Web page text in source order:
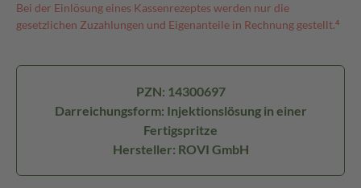
Bei der Einlösung eines Kassenrezeptes werden nur die
gesetzlichen Zuzahlungen und Eigenanteile in Rechnung gestellt.⁴
PZN: 14300697
Darreichungsform: Injektionslösung in einer
Fertigspritze
Hersteller: ROVI GmbH